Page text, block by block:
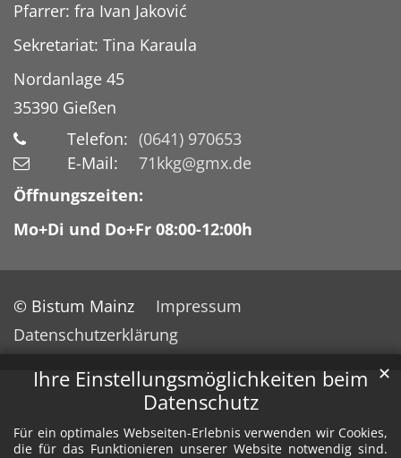
Ihre Einstellungsmöglichkeiten beim
Datenschutz
Für ein optimales Webseiten-Erlebnis verwenden wir Cookies,
die für das Funktionieren unserer Website notwendig sind.
✕
Pfarrer: fra Ivan Jaković
Sekretariat: Tina Karaula
Nordanlage 45
35390 Gießen
Telefon: (0641) 970653
E-Mail:
71kkg@gmx.de
Öffnungszeiten:
Mo+Di und Do+Fr 08:00-12:00h
© Bistum Mainz
Impressum
Datenschutzerklärung